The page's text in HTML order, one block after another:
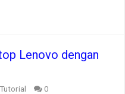
Lenovo dengan
Tutorial 0